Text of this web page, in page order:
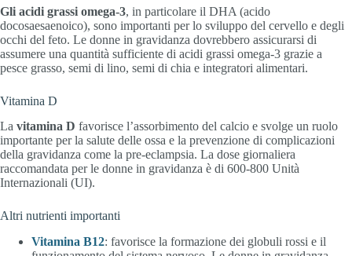
Gli acidi grassi omega-3, in particolare il DHA (acido
docosaesaenoico), sono importanti per lo sviluppo del cervello e degli
occhi del feto. Le donne in gravidanza dovrebbero assicurarsi di
assumere una quantità sufficiente di acidi grassi omega-3 grazie a
pesce grasso, semi di lino, semi di chia e integratori alimentari.
Vitamina D
La vitamina D favorisce l’assorbimento del calcio e svolge un ruolo
importante per la salute delle ossa e la prevenzione di complicazioni
della gravidanza come la pre-eclampsia. La dose giornaliera
raccomandata per le donne in gravidanza è di 600-800 Unità
Internazionali (UI).
Altri nutrienti importanti
Vitamina B12: favorisce la formazione dei globuli rossi e il